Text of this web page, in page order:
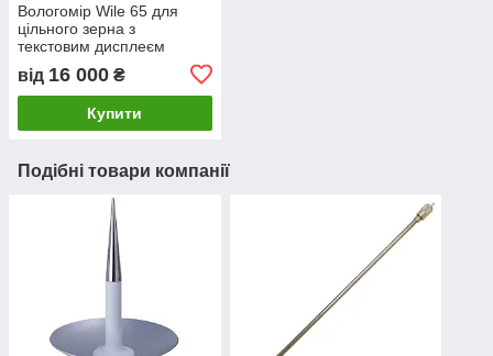
Вологомір Wile 65 для
цільного зерна з
текстовим дисплеєм
від 16 000 ₴
Купити
Подібні товари компанії